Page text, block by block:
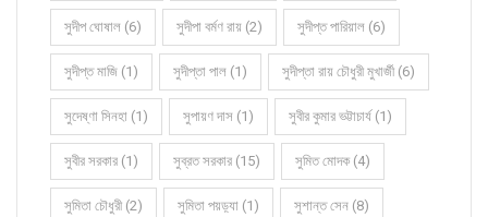
সুদীপ ঘোষাল (6) সুদীপা বর্মণ রায় (2) সুদীপ্ত পারিয়াল (6)
সুদীপ্ত মাজি (1) সুদীপ্তা পাল (1) সুদীপ্তা রায় চৌধুরী মুখার্জী (6)
সুদেষ্ণা সিনহা (1) সুপায়ণ দাস (1) সুবীর কুমার ভট্টাচার্য (1)
সুবীর সরকার (1) সুব্রত সরকার (15) সুমিত মোদক (4)
সুমিতা চৌধুরী (2) সুমিতা পয়ড়্যা (1) সুশান্ত সেন (8)